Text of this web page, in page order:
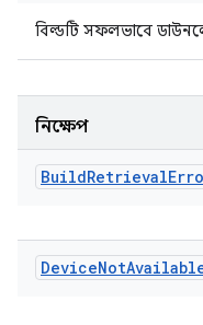
বিল্ডটি সফলভাবে
নিক্ষেপ
BuildRetrieval
DeviceNot